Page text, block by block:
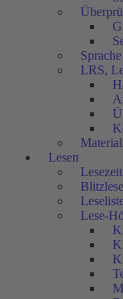
LRS,
Lesen
Lesezeit
Lese-